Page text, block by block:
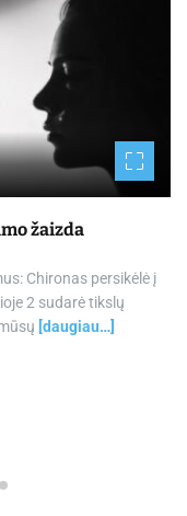
žaizda
Chironas persikėlė į
2 sudarė tikslų
[daugiau…]